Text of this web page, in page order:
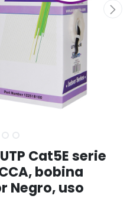
Cat5E serie
bobina
Negro, uso